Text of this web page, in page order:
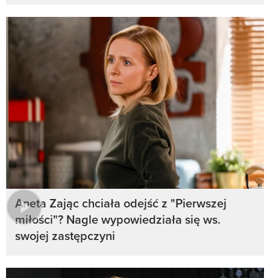
Aneta Zając chciała odejść z "Pierwszej
miłości"? Nagle wypowiedziała się ws.
swojej zastępczyni